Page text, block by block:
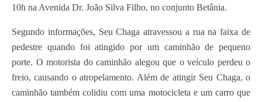
10h na Avenida Dr. João Silva Filho, no conjunto Betânia.
Segundo informações, Seu Chaga atravessou a rua na faixa de
pedestre quando foi atingido por um caminhão de pequeno
porte. O motorista do caminhão alegou que o veículo perdeu o
freio, causando o atropelamento. Além de atingir Seu Chaga, o
caminhão também colidiu com uma motocicleta e um carro que